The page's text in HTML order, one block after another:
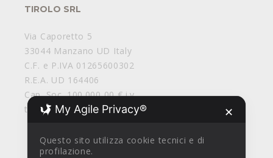
TIROLO SRL
Via Caporetto 5
33044 Manzano UD Italy
C.F. e P.IVA 01265600302
R.E.A. UD 164406
Cap. Soc. 100.000,00 € i.v.
tirolosrl@legalmail.it
My Agile Privacy® ✕
Questo sito utilizza cookie tecnici e di
profilazione.